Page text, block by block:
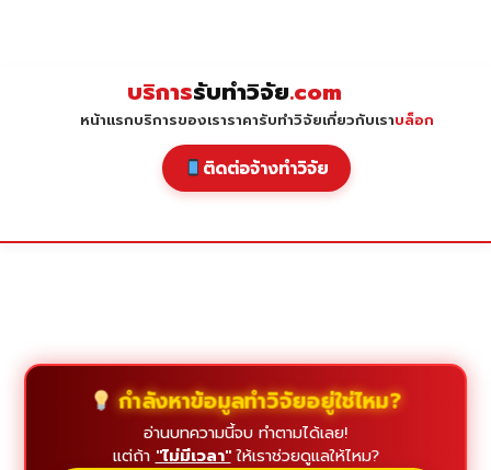
บริการรับทำวิจัย.com
หน้าแรกบริการของเราราคารับทำวิจัยเกี่ยวกับเราบล็อก
ติดต่อจ้างทำวิจัย
กำลังหาข้อมูลทำวิจัยอยู่ใช่ไหม?
อ่านบทความนี้จบ ทำตามได้เลย!
แต่ถ้า "ไม่มีเวลา"ให้เราช่วยดูแลให้ไหม?